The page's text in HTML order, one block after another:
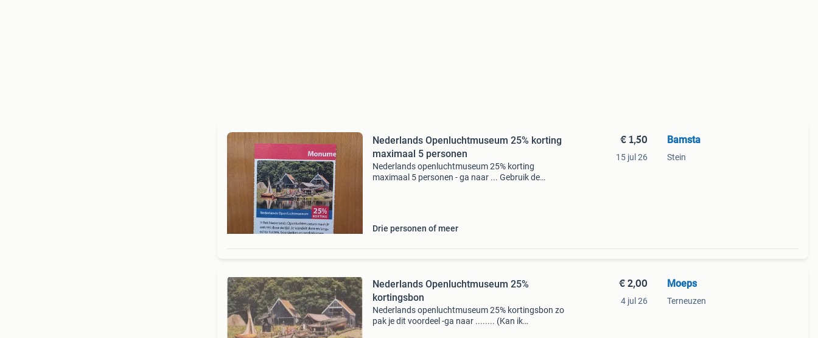
Nederlands Openluchtmuseum 25% korting
maximaal 5 personen
Nederlands openluchtmuseum 25% korting
maximaal 5 personen - ga naar ... Gebruik de
Drie personen of meer
€ 1,50
15 jul 26
Bamsta
Stein
Nederlands Openluchtmuseum 25%
kortingsbon
Nederlands openluchtmuseum 25% kortingsbon zo
pak je dit voordeel -ga naar ........ (Kan ik
€ 2,00
4 jul 26
Moeps
Terneuzen